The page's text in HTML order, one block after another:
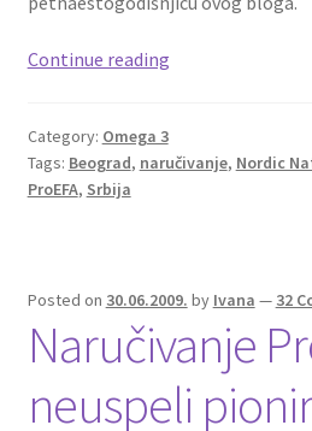
Continue readingNaručivanje
noviteti
Category: Omega 3
Tags: Beograd, naručivanje, Nordic
ProEFA, Srbija
Posted on 30.06.2009. by Ivana — 32
Naručivanje
neuspeli